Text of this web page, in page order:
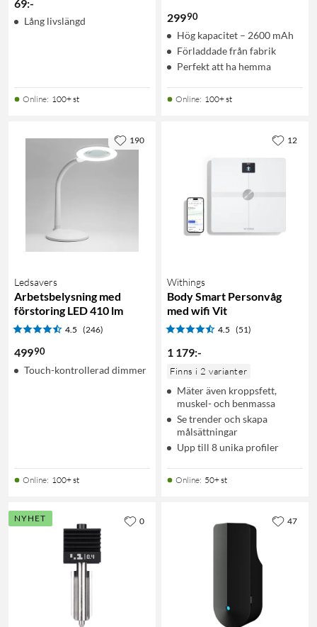
69:-
Lång livslängd
Online: 100+ st
29990
Hög kapacitet – 2600 mAh
Förladdade från fabrik
Perfekt att ha hemma
Online: 100+ st
Ledsavers
Arbetsbelysning med
förstoring LED 410 lm
4.5 (246)
49990
Touch-kontrollerad dimmer
Online: 100+ st
190
Withings
Body Smart Personvåg
med wifi Vit
4.5 (51)
1 179:-
Finns i 2 varianter
Mäter även kroppsfett,
muskel- och benmassa
Se trender och skapa
målsättningar
Upp till 8 unika profiler
Online: 50+ st
12
NYHET 0 47